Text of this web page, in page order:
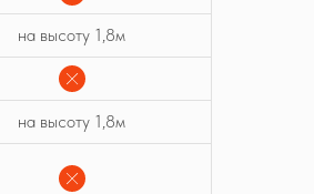
на высоту 1,8м
на высоту 1,8м